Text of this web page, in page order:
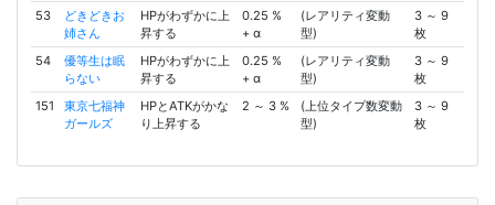
53
どきどきお
姉さん
HPがわずかに上
昇する
0.25 %
+ α
(レアリティ変動
型)
3 ～ 9
枚
54
優等生は眠
らない
HPがわずかに上
昇する
0.25 %
+ α
(レアリティ変動
型)
3 ～ 9
枚
151
東京七福神
ガールズ
HPとATKがかな
り上昇する
2 ～ 3 %
(上位タイプ数変動
型)
3 ～ 9
枚